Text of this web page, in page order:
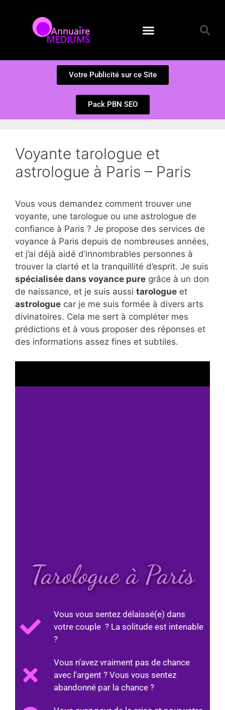
Votre Publicité sur ce Site
Pack PBN SEO
Voyante tarologue et
astrologue à Paris – Paris
Vous vous demandez comment trouver une
voyante, une tarologue ou une astrologue de
confiance à Paris ? Je propose des services de
voyance à Paris depuis de nombreuses années,
et j’ai déjà aidé d’innombrables personnes à
trouver la clarté et la tranquillité d’esprit. Je suis
spécialisée dans voyance pure grâce à un don
de naissance, et je suis aussi tarologue et
astrologue car je me suis formée à divers arts
divinatoires. Cela me sert à compléter mes
prédictions et à vous proposer des réponses et
des informations assez fines et subtiles.
Tarologue à Paris
Vous vous sentez délaissé(e) dans
votre couple ? La solitude est intenable
?
Vous n'avez vraiment pas de chance
avec l'argent ? Vous vous sentez
abandonné par la chance ?